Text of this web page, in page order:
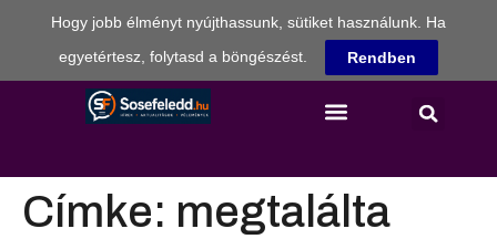
Címke: megtalálta
Hogy jobb élményt nyújthassunk, sütiket használunk. Ha
egyetértesz, folytasd a böngészést.
Rendben